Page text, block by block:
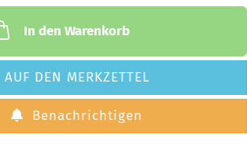
Farbton:
In den Warenkorb
AUF DEN MERKZETTEL
Benachrichtigen